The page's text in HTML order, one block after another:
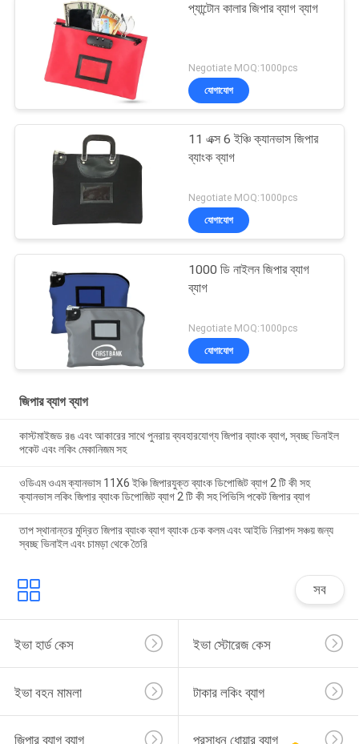
প্যান্টোন কালার জিপার ব্যাগ ব্যাগ
Negotiate MOQ:1000pcs
যোগাযোগ
11 এক্স 6 ইঞ্চি ক্যানভাস জিপার
ব্যাংক ব্যাগ
Negotiate MOQ:1000pcs
যোগাযোগ
1000 ডি নাইলন জিপার ব্যাগ
ব্যাগ
Negotiate MOQ:1000pcs
যোগাযোগ
জিপার ব্যাগ ব্যাগ
কাস্টমাইজড রঙ এবং আকারের সাথে পুনরায় ব্যবহারযোগ্য জিপার ব্যাংক ব্যাগ, স্বচ্ছ ভিনাইল
পকেট এবং লকিং মেকানিজম সহ
ওডিএম ওএম ক্যানভাস 11X6 ইঞ্চি জিপারযুক্ত ব্যাংক ডিপোজিট ব্যাগ 2 টি কী সহ
ক্যানভাস লকিং জিপার ব্যাংক ডিপোজিট ব্যাগ 2 টি কী সহ পিভিসি পকেট জিপার ব্যাগ
তাপ স্থানান্তর মুদ্রিত জিপার ব্যাংক ব্যাগ ব্যাংক চেক কলম এবং আইডি নিরাপদ সঞ্চয় জন্য
স্বচ্ছ ভিনাইল এবং চামড়া থেকে তৈরি
সব
ইভা হার্ড কেস ইভা স্টোরেজ কেস
ইভা বহন মামলা টাকার লকিং ব্যাগ
জিপার ব্যাগ ব্যাগ প্রসাধন ধোয়ার ব্যাগ